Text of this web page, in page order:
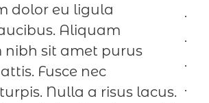
dolor eu ligula
Aliquam
nibh sit amet purus
Fusce nec
Nulla a risus lacus.